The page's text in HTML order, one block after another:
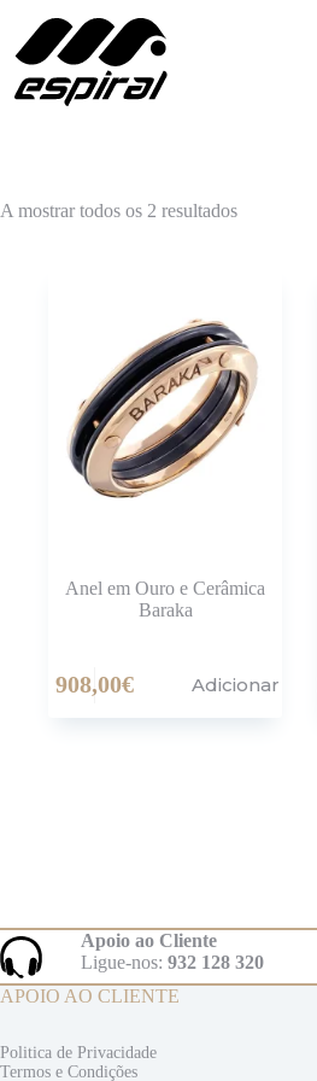
conteúdo
A mostrar todos os 2 resultadosOrdenado
Anel em Ouro e Cerâmica
Baraka
908,00€ Adicionar
Apoio ao Cliente
Ligue-nos: 932 128 320
APOIO AO CLIENTE
Politica de Privacidade
Termos e Condições